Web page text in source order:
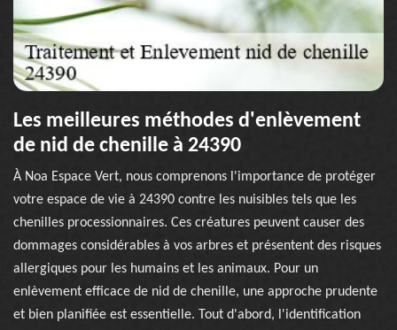
Les meilleures méthodes d'enlèvement
de nid de chenille à 24390
À Noa Espace Vert, nous comprenons l'importance de protéger
votre espace de vie à 24390 contre les nuisibles tels que les
chenilles processionnaires. Ces créatures peuvent causer des
dommages considérables à vos arbres et présentent des risques
allergiques pour les humains et les animaux. Pour un
enlèvement efficace de nid de chenille, une approche prudente
et bien planifiée est essentielle. Tout d'abord, l'identification